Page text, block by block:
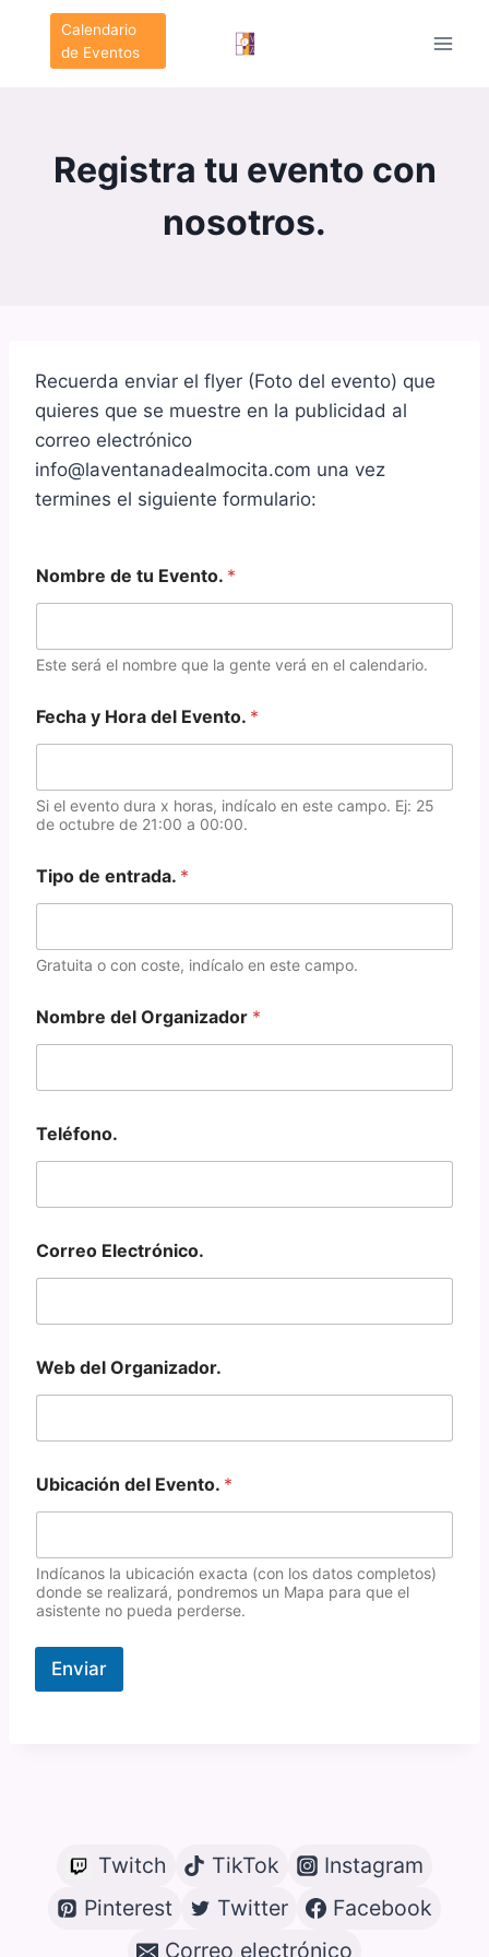
contenido
Calendario
de Eventos
Registra tu evento con
nosotros.
Recuerda enviar el flyer (Foto del evento) que
quieres que se muestre en la publicidad al
correo electrónico
info@laventanadealmocita.com una vez
termines el siguiente formulario:
Nombre de tu Evento. *
Este será el nombre que la gente verá en el calendario.
Fecha y Hora del Evento. *
Si el evento dura x horas, indícalo en este campo. Ej: 25
de octubre de 21:00 a 00:00.
Tipo de entrada. *
Gratuita o con coste, indícalo en este campo.
Nombre del Organizador *
Teléfono.
Correo Electrónico.
Web del Organizador.
Ubicación del Evento. *
Indícanos la ubicación exacta (con los datos completos)
donde se realizará, pondremos un Mapa para que el
asistente no pueda perderse.
Enviar
Twitch TikTok
Instagram
Pinterest
Twitter
Facebook
Correo electrónico